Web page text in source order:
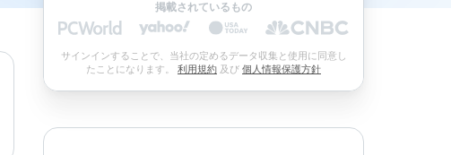
掲載されているもの
サインインすることで、当社の定めるデータ収集と使用に同意し
たことになります。 利用規約 及び 個人情報保護方針